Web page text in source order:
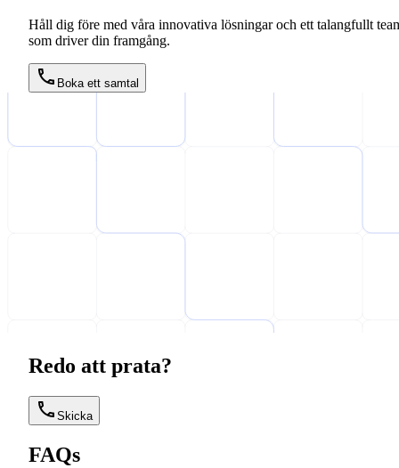
Håll dig före med våra innovativa lösningar och ett talangfullt
som driver din framgång.
Boka ett samtal
Redo att prata?
Skicka
FAQs